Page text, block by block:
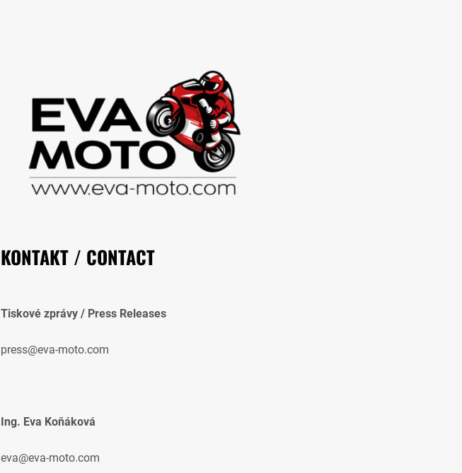
KONTAKT / CONTACT
Tiskové zprávy / Press Releases
press@eva-moto.com
Ing. Eva Koňáková
eva@eva-moto.com